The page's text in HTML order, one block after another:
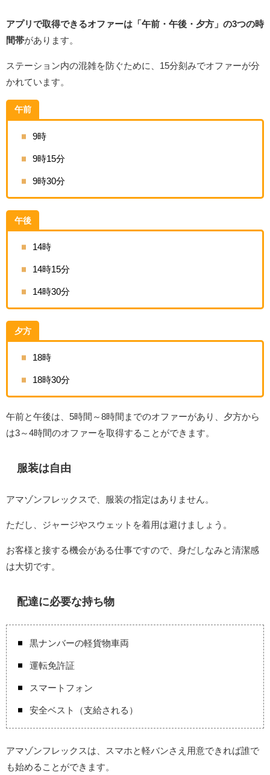
アプリで取得できるオファーは「午前・午後・夕方」の3つの時
間帯があります。
ステーション内の混雑を防ぐために、15分刻みでオファーが分
かれています。
午前
9時
9時15分
9時30分
午後
14時
14時15分
14時30分
夕方
18時
18時30分
午前と午後は、5時間～8時間までのオファーがあり、夕方から
は3～4時間のオファーを取得することができます。
服装は自由
アマゾンフレックスで、服装の指定はありません。
ただし、ジャージやスウェットを着用は避けましょう。
お客様と接する機会がある仕事ですので、身だしなみと清潔感
は大切です。
配達に必要な持ち物
黒ナンバーの軽貨物車両
運転免許証
スマートフォン
安全ベスト（支給される）
アマゾンフレックスは、スマホと軽バンさえ用意できれば誰で
も始めることができます。